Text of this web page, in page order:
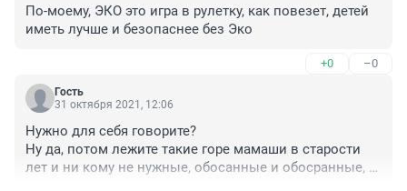
По-моему, ЭКО это игра в рулетку, как повезет, детей
иметь лучше и безопаснее без Эко
+0 –0
Гость
31 октября 2021, 12:06
Нужно для себя говорите?
Ну да, потом лежите такие горе мамаши в старости
лет и ни кому не нужные, обосанные и обосранные,